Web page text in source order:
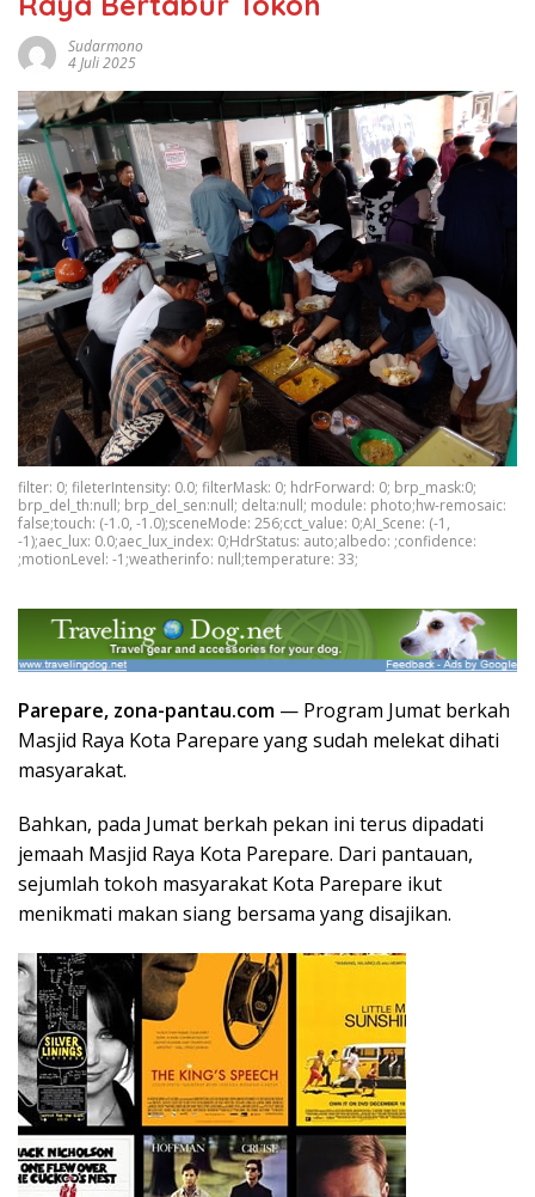
Sudarmono
4 Juli 2025
filter: 0; fileterIntensity: 0.0; filterMask: 0; hdrForward: 0; brp_mask:0;
brp_del_th:null; brp_del_sen:null; delta:null; module: photo;hw-remosaic:
false;touch: (-1.0, -1.0);sceneMode: 256;cct_value: 0;AI_Scene: (-1,
-1);aec_lux: 0.0;aec_lux_index: 0;HdrStatus: auto;albedo: ;confidence:
;motionLevel: -1;weatherinfo: null;temperature: 33;
Parepare, zona-pantau.com — Program Jumat berkah
Masjid Raya Kota Parepare yang sudah melekat dihati
masyarakat.
Bahkan, pada Jumat berkah pekan ini terus dipadati
jemaah Masjid Raya Kota Parepare. Dari pantauan,
sejumlah tokoh masyarakat Kota Parepare ikut
menikmati makan siang bersama yang disajikan.